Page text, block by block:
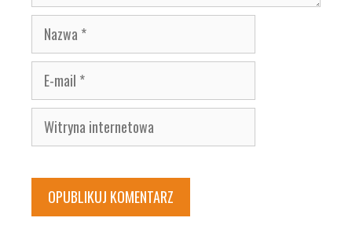
Nazwa
E-
mail
Witryna
internetowa